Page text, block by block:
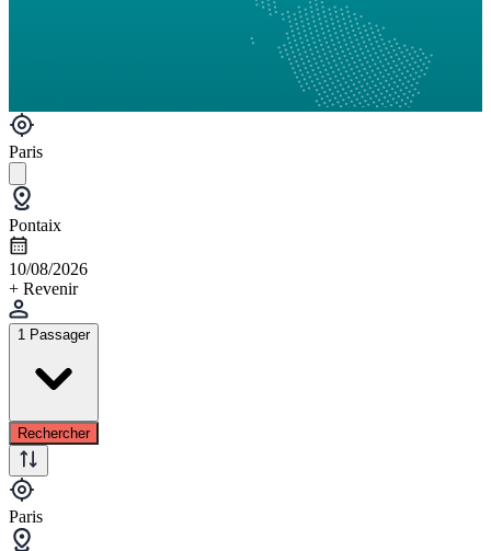
Paris
Pontaix
10/08/2026
+ Revenir
1 Passager
Rechercher
Paris